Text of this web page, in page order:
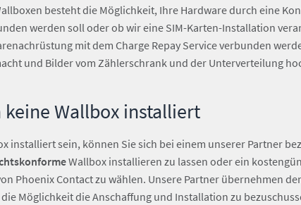
besteht die Möglichkeit, Ihre Hardware durch eine
werden soll oder ob wir eine SIM-Karten-Installation
mit dem Charge Repay Service verbunden
und Bilder vom Zählerschrank und der Unterverteilung
keine Wallbox installiert
installiert sein, können Sie sich bei einem unserer Partner
Wallbox installieren zu lassen oder ein
Phoenix Contact zu wählen. Unsere Partner übernehmen
Möglichkeit die Anschaffung und Installation zu